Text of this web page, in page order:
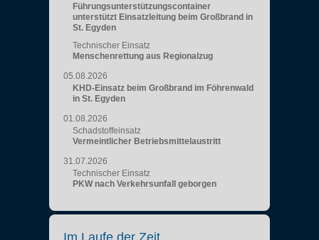
Führungsunterstützungscontainer
unterstützt Einsatzleitung beim Großbrand in
St. Egyden
Technischer Einsatz
Menschenrettung aus Regionalzug
05.08.2026
KHD-Einsatz beim Großbrand im Föhrenwald
in St. Egyden
01.08.2026
Schadstoffeinsatz
Vermeintlicher Betriebsmittelaustritt
31.07.2026
Technischer Einsatz
PKW nach Verkehrsunfall geborgen
Im Laufe der Zeit